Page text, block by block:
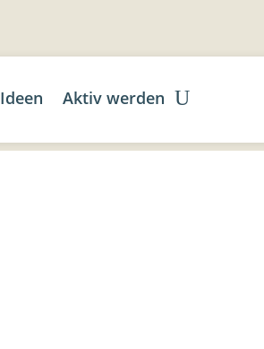
Ideen Aktiv werden